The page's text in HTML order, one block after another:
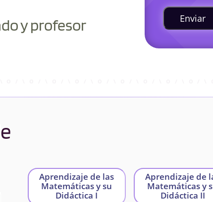
y profesor Enviar
Aprendizaje de las
Matemáticas y su
Didáctica I
Aprendizaje de
Matemáticas y
Didáctica II